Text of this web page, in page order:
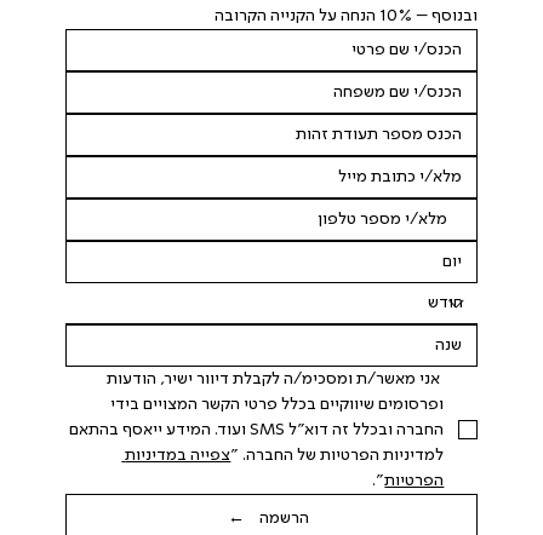
ובנוסף – 10% הנחה על הקנייה הקרובה
אני מאשר/ת ומסכימ/ה לקבלת דיוור ישיר, הודעות
החברה ובכלל זה דוא"ל SMS ועוד. המידע ייאסף בהתאם
למדיניות הפרטיות של החברה. "
צפייה במדיניות
הפרטיות".
הרשמה ←